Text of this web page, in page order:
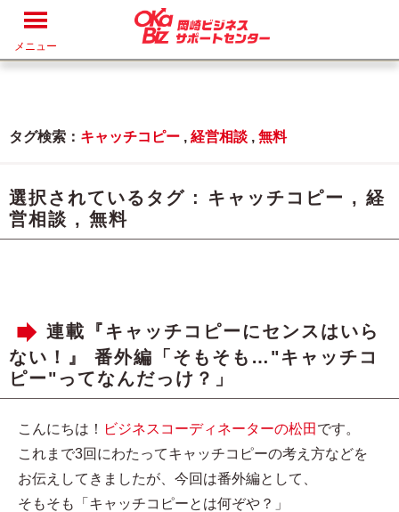
メニュー
タグ検索： キャッチコピー , 経営相談 , 無料
選択されているタグ : キャッチコピー , 経
営相談 , 無料
連載『キャッチコピーにセンスはいら
ない！』 番外編「そもそも…"キャッチコ
ピー"ってなんだっけ？」
こんにちは！ ビジネスコーディネーターの松田 です。
これまで3回にわたってキャッチコピーの考え方などを
お伝えしてきましたが、今回は番外編として、
そもそも「キャッチコピーとは何ぞや？」